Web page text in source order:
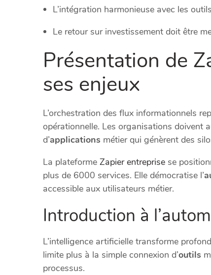
L’intégration harmonieuse avec les
Le retour sur investissement doit être
Présentation de
ses enjeux
L’orchestration des flux informationnels
opérationnelle. Les organisations doivent
d’applications métier qui génèrent des
La plateforme Zapier entreprise se
plus de 6000 services. Elle démocratise l’
accessible aux utilisateurs métier.
Introduction à
L’intelligence artificielle transforme
limite plus à la simple connexion d’outils
processus.